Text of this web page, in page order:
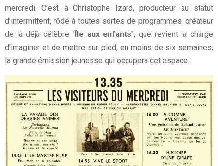
mercredi. C’est à Christophe Izard, producteur au statut
d’intermittent, rôdé à toutes sortes de programmes, créateur
de la déjà célèbre "Île aux enfants", que revient la charge
d'imaginer et de mettre sur pied, en moins de six semaines,
la grande émission jeunesse qui occupera cet espace.